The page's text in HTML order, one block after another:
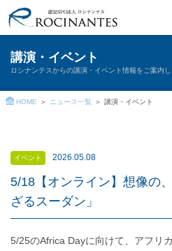
講演・イベント
ロシナンテスからの講演・イベント情報をご案内し
HOME ニュース一覧 講演・イベント
イベント 2026.05.08
5/18【オンライン】想像の
ざるスーダン」
5/25のAfrica Dayに向けて、アフリ